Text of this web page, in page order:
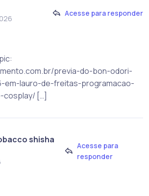
Acesse para responder
previa-do-bon-odori-
em-lauro-de-freitas-programacao-
[…]
shisha
Acesse para
responder